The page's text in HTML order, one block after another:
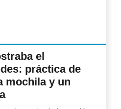
el
práctica de
mochila y un